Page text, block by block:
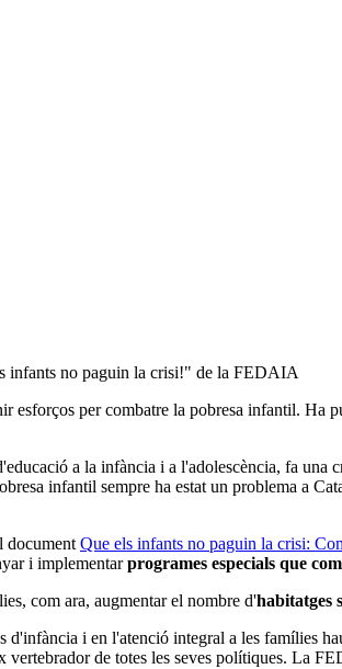
esforços per combatre la pobresa infantil. Ha
a la infància i a l'adolescència, fa
infantil sempre ha estat un problema a
documentQue els infants no paguin la crisi:
i implementarprogrames especials que
com ara, augmentar el nombre d'habitatges
d'infància i en l'atenció integral a les famílies
de totes les seves polítiques. La